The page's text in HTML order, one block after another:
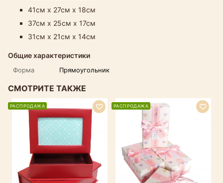
41см х 27см х 18см​
37см х 25см х 17см
31см х 21см х 14см
Общие характеристики
Форма Прямоугольник
СМОТРИТЕ ТАКЖЕ
РАСПРОДАЖА РАСПРОДАЖА